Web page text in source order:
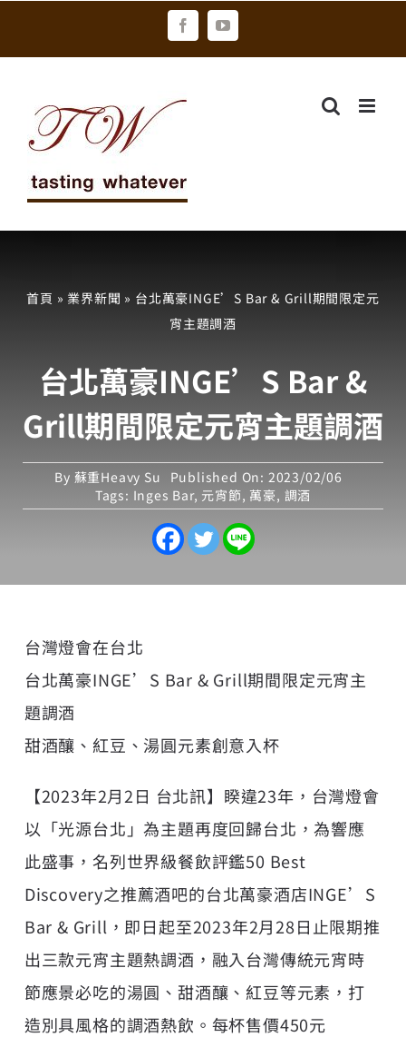
FacebookYouTube
首頁 » 業界新聞 » 台北萬豪INGE’S Bar & Grill期間限定元
宵主題調酒
台北萬豪INGE’S Bar &
Grill期間限定元宵主題調酒
By 蘇重Heavy Su
Published On: 2023/02/06
Tags: Inges Bar, 元宵節, 萬豪, 調酒
台灣燈會在台北
台北萬豪INGE’S Bar & Grill期間限定元宵主
題調酒
甜酒釀、紅豆、湯圓元素創意入杯
【2023年2月2日 台北訊】睽違23年，台灣燈會
以「光源台北」為主題再度回歸台北，為響應
此盛事，名列世界級餐飲評鑑50 Best
Discovery之推薦酒吧的台北萬豪酒店INGE’S
Bar & Grill，即日起至2023年2月28日止限期推
出三款元宵主題熱調酒，融入台灣傳統元宵時
節應景必吃的湯圓、甜酒釀、紅豆等元素，打
造別具風格的調酒熱飲。每杯售價450元